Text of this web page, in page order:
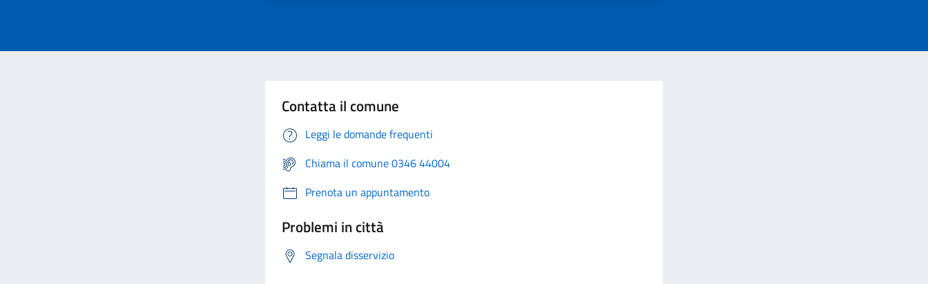
Contatta il comune
Leggi le domande frequenti
Chiama il comune 0346 44004
Prenota un appuntamento
Problemi in città
Segnala disservizio